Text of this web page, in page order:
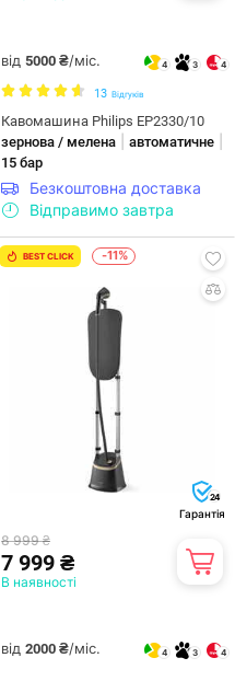
від 5000 ₴/міс. 4 3 4
13 Відгуків
Кавомашина Philips EP2330/10
зернова / мелена
автоматичне
15 бар
Безкоштовна доставка
Відправимо завтра
BEST CLICK -11%
24
Гарантія
8 999 ₴
7 999 ₴
В наявності
від 2000 ₴/міс. 4 3 4